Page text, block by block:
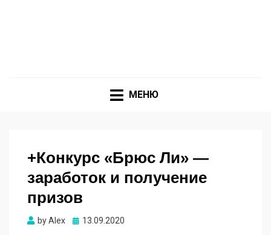
МЕНЮ
+Конкурс «Брюс Ли» —
заработок и получение
призов
byAlex Опубликовано
13.09.2020